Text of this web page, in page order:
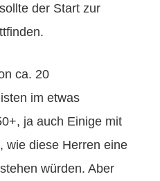
der Start zur
ca. 20
im etwas
ja auch Einige mit
wie diese Herren eine
würden. Aber